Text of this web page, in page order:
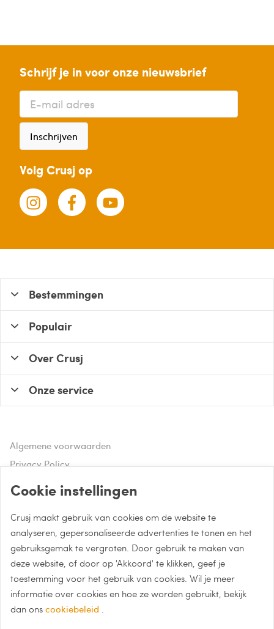
Schrijf je in voor onze nieuwsbrief
Inschrijven
Volg Crusj op
Hulp of advies nodig?
Bel naar 085 - 0043 015
Whatsapp met Crusj
info@crusj.com
Bestemmingen
Populair
Over Crusj
Onze service
Algemene voorwaarden
Privacy Policy
Cookie instellingen
Crusj maakt gebruik van cookies om de website te
analyseren, gepersonaliseerde advertenties te tonen en het
gebruiksgemak te vergroten. Door gebruik te maken van
deze website, of door op 'Akkoord' te klikken, geef je
toestemming voor het gebruik van cookies. Wil je meer
informatie over cookies en hoe ze worden gebruikt, bekijk
dan ons cookiebeleid .